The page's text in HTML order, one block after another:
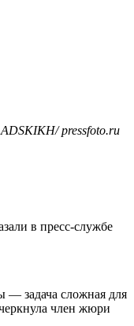
pressfoto.ru
в пресс-службе
— задача сложная для
член жюри